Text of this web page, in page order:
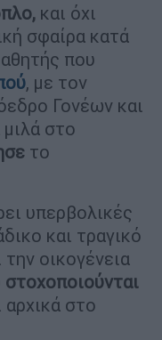
και όχι
σφαίρα κατά
που
, με τον
Γονέων και
στο
το
υπερβολικές
και τραγικό
οικογένεια
στοχοποιούνται
αρχικά στο